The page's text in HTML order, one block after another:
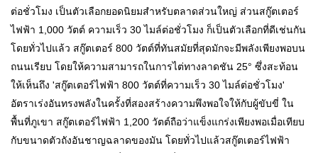
ต่อชั่วโมง เป็นตัวเลือกยอดนิยมสำหรับตลาดส่วนใหญ่ ส่วนสกู๊ตเตอร์
ไฟฟ้า 1,000 วัตต์ ความเร็ว 30 ไมล์ต่อชั่วโมง ก็เป็นตัวเลือกที่ดีเช่นกัน
โดยทั่วไปแล้ว สกู๊ตเตอร์ 800 วัตต์ที่ทันสมัยที่สุดมักจะมีพลังเพียงพอบน
ถนนเรียบ โดยให้ความสามารถในการไต่ทางลาดชัน 25° ซึ่งสะท้อน
ให้เห็นถึง 'สกู๊ตเตอร์ไฟฟ้า 800 วัตต์ที่ความเร็ว 30 ไมล์ต่อชั่วโมง'
อัตราเร่งอันทรงพลังในครั้งที่สองสร้างความพึงพอใจให้กับผู้ขับขี่ ใน
พื้นที่ภูเขา สกู๊ตเตอร์ไฟฟ้า 1,200 วัตต์ถือว่าแข็งแกร่งเพียงพอเมื่อเทียบ
กับขนาดตัวถังอันชาญฉลาดของมัน โดยทั่วไปแล้วสกู๊ตเตอร์ไฟฟ้า